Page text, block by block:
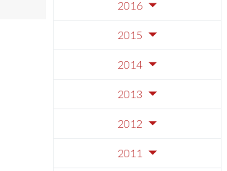
2016
2015
2014
2013
2012
2011